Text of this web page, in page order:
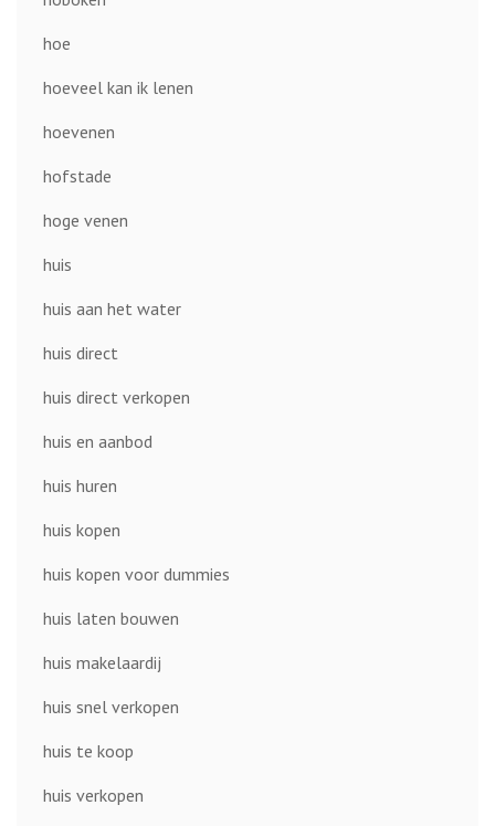
hoe
hoeveel kan ik lenen
hoevenen
hofstade
hoge venen
huis
huis aan het water
huis direct
huis direct verkopen
huis en aanbod
huis huren
huis kopen
huis kopen voor dummies
huis laten bouwen
huis makelaardij
huis snel verkopen
huis te koop
huis verkopen